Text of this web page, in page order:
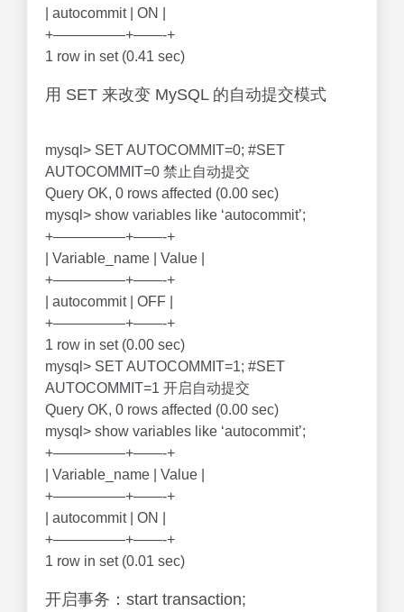
| autocommit | ON |
+—————+——-+
1 row in set (0.41 sec)
用 SET 来改变 MySQL 的自动提交模式
mysql> SET AUTOCOMMIT=0; #SET
AUTOCOMMIT=0 禁止自动提交
Query OK, 0 rows affected (0.00 sec)
mysql> show variables like ‘autocommit’;
+—————+——-+
| Variable_name | Value |
+—————+——-+
| autocommit | OFF |
+—————+——-+
1 row in set (0.00 sec)
mysql> SET AUTOCOMMIT=1; #SET
AUTOCOMMIT=1 开启自动提交
Query OK, 0 rows affected (0.00 sec)
mysql> show variables like ‘autocommit’;
+—————+——-+
| Variable_name | Value |
+—————+——-+
| autocommit | ON |
+—————+——-+
1 row in set (0.01 sec)
开启事务：start transaction;